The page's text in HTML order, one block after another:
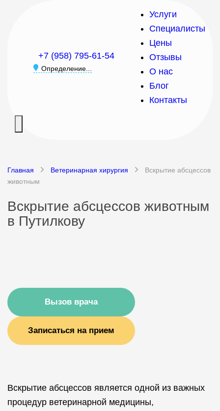
Услуги
Специалисты
Цены
Отзывы
О нас
Блог
Контакты
+7 (958) 795-61-54
Определение...
Главная Ветеринарная хирургия
Вскрытие абсцессов
животным
Вскрытие абсцессов животным
в Путилкову
Вызов врача
Записаться на прием
Вскрытие абсцессов является одной из важных
процедур ветеринарной медицины,